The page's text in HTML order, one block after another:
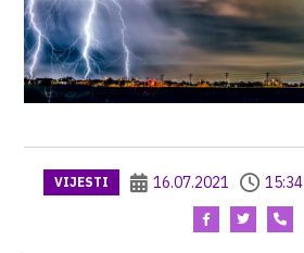
VIJESTI 16.07.2021 15:34